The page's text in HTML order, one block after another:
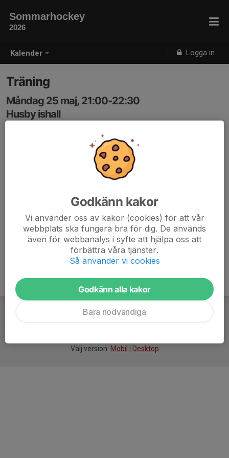
Kalender Logga in
Sommarhockey
2026
Träning
Måndag 25 maj, 21:00-22:30
Husby ishall
Samling: 20:30, Husby ishall
Välj version: Mobil Desktop
Godkänn kakor
Vi använder oss av kakor (cookies) för att vår
webbplats ska fungera bra för dig. De används
även för webbanalys i syfte att hjälpa oss att
förbättra våra tjänster.
Så använder vi cookies
Godkänn alla kakor
Bara nödvändiga